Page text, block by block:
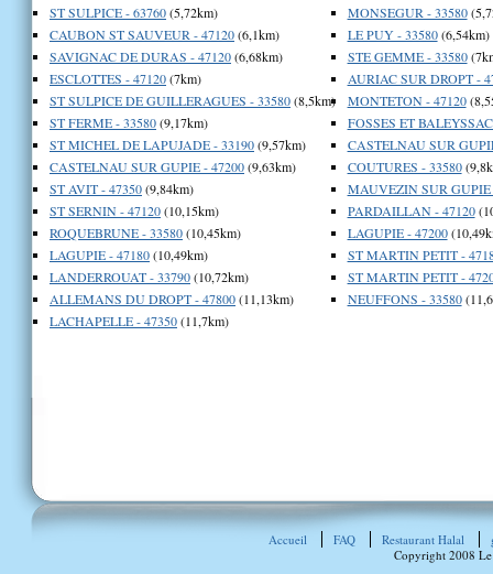
ST SULPICE - 63760(5,72km)
CAUBON ST SAUVEUR - 47120(6,1km)
SAVIGNAC DE DURAS - 47120(6,68km)
ESCLOTTES - 47120(7km)
ST SULPICE DE GUILLERAGUES - 33580(8,5km)
ST FERME - 33580(9,17km)
ST MICHEL DE LAPUJADE - 33190(9,57km)
CASTELNAU SUR GUPIE - 47200(9,63km)
ST AVIT - 47350(9,84km)
ST SERNIN - 47120(10,15km)
ROQUEBRUNE - 33580(10,45km)
LAGUPIE - 47180(10,49km)
LANDERROUAT - 33790(10,72km)
ALLEMANS DU DROPT - 47800(11,13km)
LACHAPELLE - 47350(11,7km)
MONSEGUR - 33580
LE PUY - 33580(6,54km)
STE GEMME - 33580
AURIAC SUR DROPT -
MONTETON - 47120
FOSSES ET
CASTELNAU SUR
COUTURES - 33580
MAUVEZIN SUR GUPIE
PARDAILLAN - 47120
LAGUPIE - 47200
ST MARTIN PETIT -
ST MARTIN PETIT -
NEUFFONS - 33580
Accueil FAQ Restaurant Halal
Copyright 2008